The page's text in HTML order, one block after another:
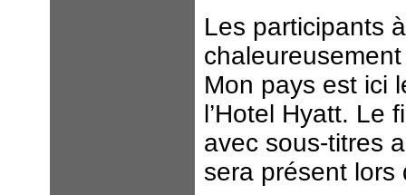
Les participants
Mon pays est ici
l’Hotel Hyatt. Le
avec sous-titres
sera présent lors